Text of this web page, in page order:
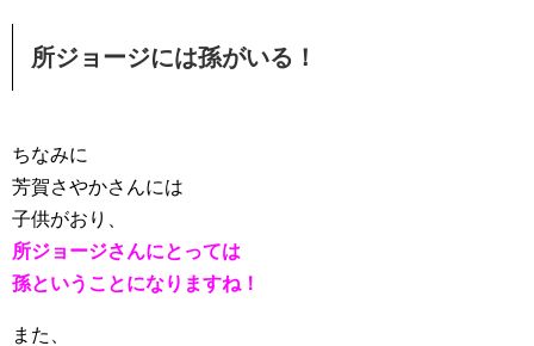
所ジョージには孫がいる！
ちなみに
芳賀さやかさんには
子供がおり、
所ジョージさんにとっては
孫ということになりますね！
また、